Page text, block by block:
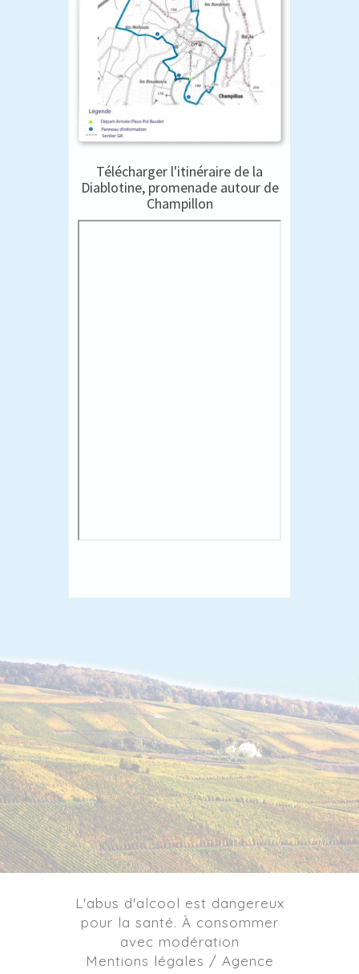
Télécharger l'itinéraire de la
Diablotine, promenade autour de
Champillon
L'abus d'alcool est dangereux
pour la santé. À consommer
avec modération
Mentions légales / Agence